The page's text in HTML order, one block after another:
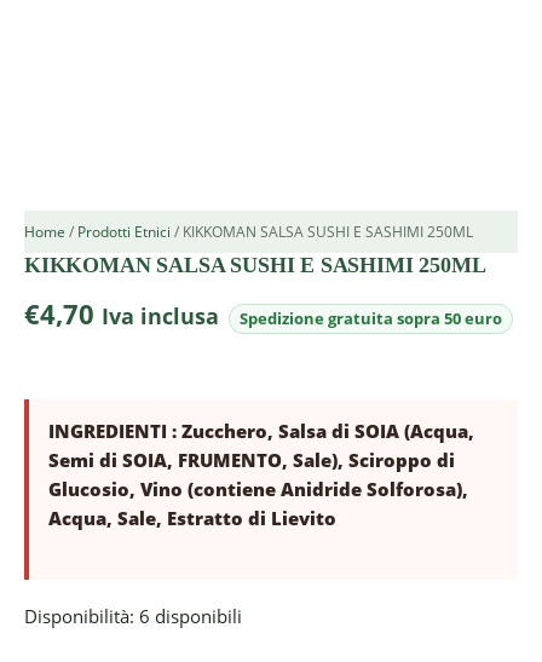
Home / Prodotti Etnici / KIKKOMAN SALSA SUSHI E SASHIMI 250ML
KIKKOMAN SALSA SUSHI E SASHIMI 250ML
€4,70 Iva inclusa
INGREDIENTI : Zucchero, Salsa di SOIA (Acqua,
Semi di SOIA, FRUMENTO, Sale), Sciroppo di
Glucosio, Vino (contiene Anidride Solforosa),
Acqua, Sale, Estratto di Lievito
Disponibilità: 6 disponibili